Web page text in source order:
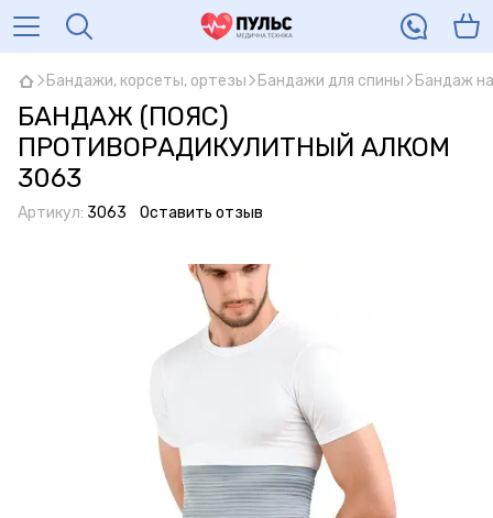
Бандажи, корсеты, ортезы Бандажи для спины Бандаж
БАНДАЖ (ПОЯС)
ПРОТИВОРАДИКУЛИТНЫЙ АЛКОМ
3063
Артикул: 3063 Оставить отзыв